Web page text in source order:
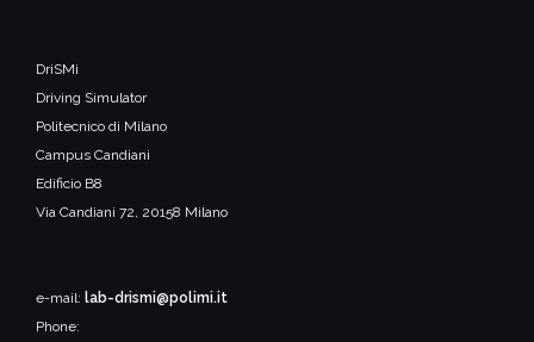
DriSMi
Driving Simulator
Politecnico di Milano
Campus Candiani
Edificio B8
Via Candiani 72, 20158 Milano
e-mail: lab-drismi@polimi.it
Phone: